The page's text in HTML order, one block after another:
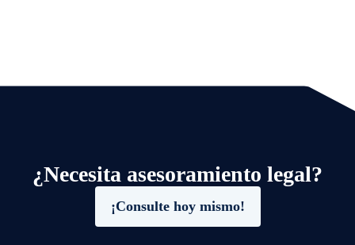
¿Necesita asesoramiento legal?
¡Consulte hoy mismo!